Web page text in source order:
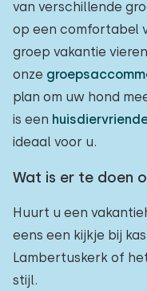
van verschillende
op een comfortabel
groep vakantie
onze
plan om uw hond
is een
ideaal voor u.
Wat is er te doen
Huurt u een
eens een kijkje bij
Lambertuskerk of
stijl.